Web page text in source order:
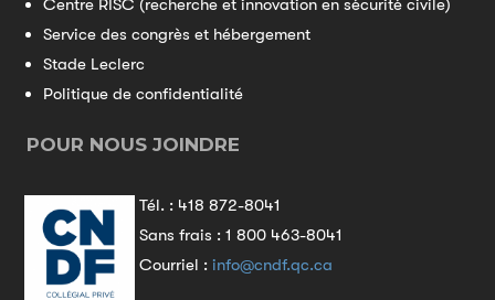
Service des congrès et hébergement
Stade Leclerc
Politique de confidentialité
POUR NOUS JOINDRE
Tél. : 418 872-8041
Sans frais :1 800 463-8041
Courriel :info@cndf.qc.ca